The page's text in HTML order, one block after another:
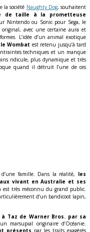
la société Naughty Dog, souhaitent
de taille à la prometteuse
Nintendo ou Sonic pour Sega, le
avec une certaine aura et
L’idée d’un animal exotique
Wombat est retenu jusqu’à tard
techniques et un manque
ridicule, plus dynamique et très
quand il détruit l’une de ces
famille. Dans la réalité, les
vivant en Australie et ses
est très méconnu du grand public.
d’un bandicoot lapin,
Taz de Warner Bros. par sa
marsupial originaire d’Océanie.
présents par les traits exagérés